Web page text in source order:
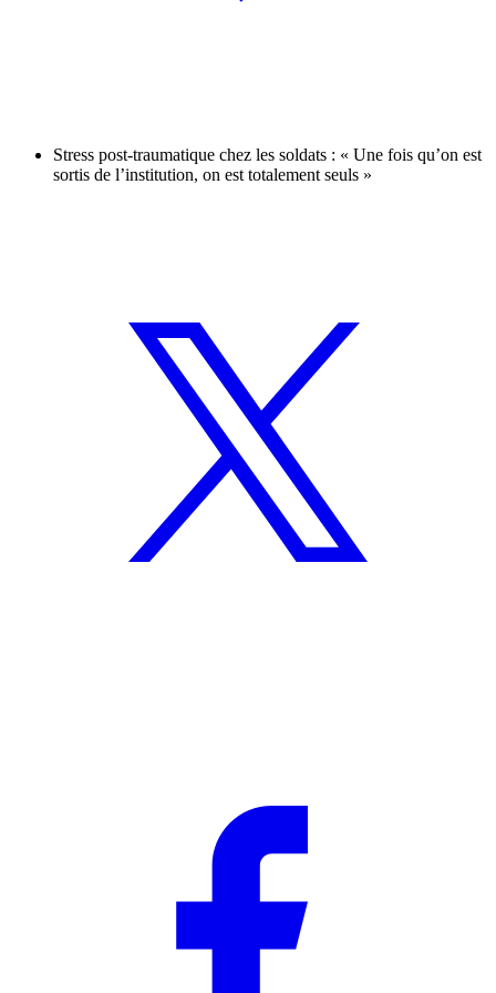
Stress post-traumatique chez les soldats : « Une fois qu’on est
sortis de l’institution, on est totalement seuls »